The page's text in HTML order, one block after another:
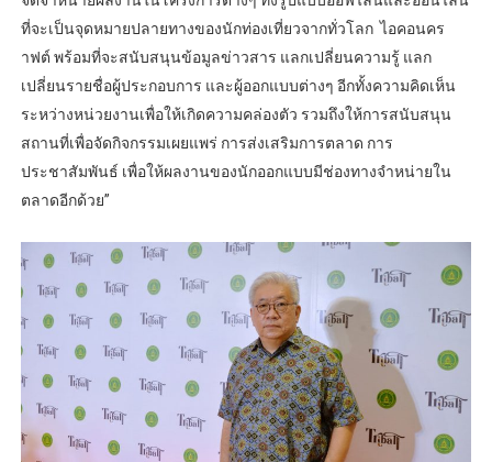
ที่จะเป็นจุดหมายปลายทางของนักท่องเที่ยวจากทั่วโลก ไอคอนคร
าฟต์ พร้อมที่จะสนับสนุนข้อมูลข่าวสาร แลกเปลี่ยนความรู้ แลก
เปลี่ยนรายชื่อผู้ประกอบการ และผู้ออกแบบต่างๆ อีกทั้งความคิดเห็น
ระหว่างหน่วยงานเพื่อให้เกิดความคล่องตัว รวมถึงให้การสนับสนุน
สถานที่เพื่อจัดกิจกรรมเผยแพร่ การส่งเสริมการตลาด การ
ประชาสัมพันธ์ เพื่อให้ผลงานของนักออกแบบมีช่องทางจำหน่ายใน
ตลาดอีกด้วย”